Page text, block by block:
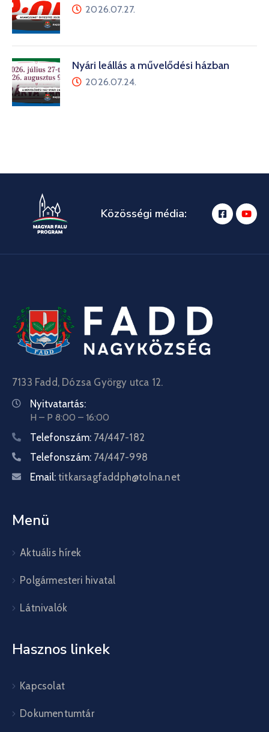
2026.07.27.
Nyári leállás a művelődési házban
2026.07.24.
Közösségi média:
7133 Fadd, Dózsa György utca 12.
Nyitvatartás:
H – P 8:00 – 16:00
Telefonszám: 74/447-182
Telefonszám: 74/447-998
Email: titkarsagfaddph@tolna.net
Menü
Aktuális hírek
Polgármesteri hivatal
Látnivalók
Hasznos linkek
Kapcsolat
Dokumentumtár